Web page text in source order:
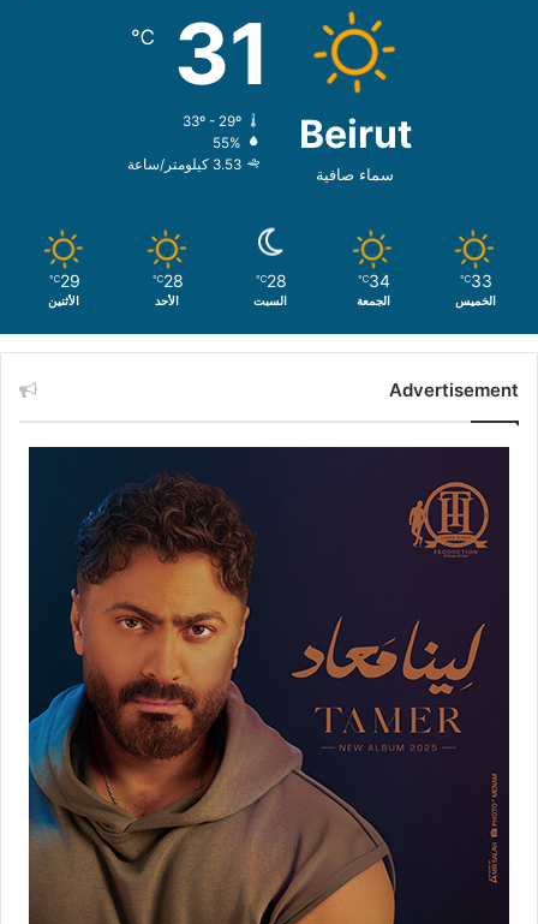
Beirut
سماء صافية
31
℃
33º - 29º
55%
3.53 كيلومتر/ساعة
33
℃
الخميس
34
℃
الجمعة
28
℃
السبت
28
℃
الأحد
29
℃
الأثنين
Advertisement